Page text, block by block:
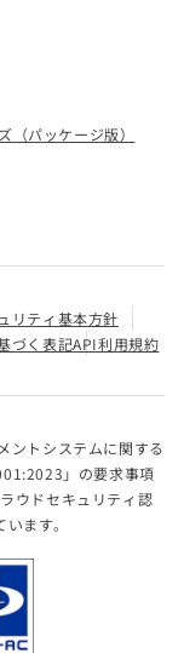
パッケージ版）
リティ基本方針
づく表記API利用規約
ントシステムに関する
」の要求事項
ウドセキュリティ認
ます。